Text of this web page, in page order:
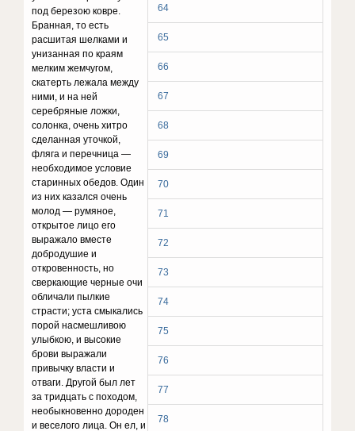
64
65
66
67
68
69
70
71
72
73
74
75
76
77
78
под березою ковре.
Бранная, то есть
расшитая шелками и
унизанная по краям
мелким жемчугом,
скатерть лежала между
ними, и на ней
серебряные ложки,
солонка, очень хитро
сделанная уточкой,
фляга и перечница —
необхо­димое условие
старинных обедов. Один
из них казался очень
молод — румяное,
открытое лицо его
выражало вместе
добродушие и
откровенность, но
сверкающие черные очи
обличали пылкие
страсти; уста смыкались
порой насмешливою
улыбкою, и высокие
брови выражали
привычку власти и
отваги. Другой был лет
за тридцать с походом,
необыкновенно дороден
и веселого лица. Он ел, и